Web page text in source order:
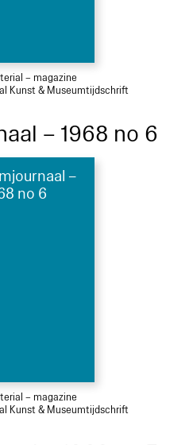
– magazine
Kunst & Museumtijdschrift
– 1968 no 6
–
no 6
– magazine
Kunst & Museumtijdschrift